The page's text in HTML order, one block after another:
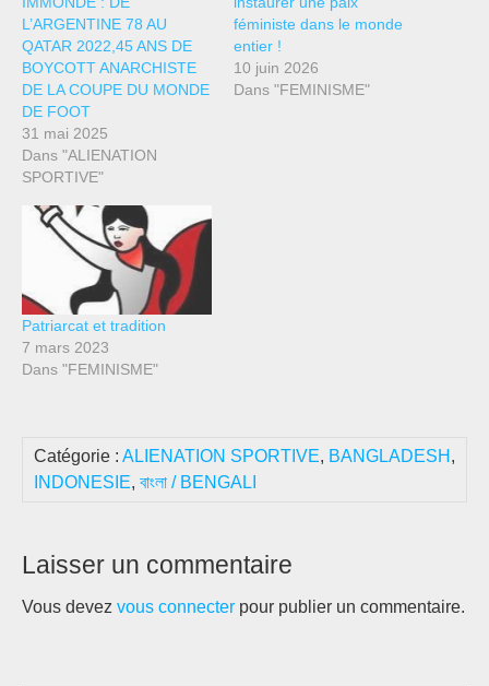
L’ARGENTINE 78 AU
QATAR 2022,45 ANS DE
BOYCOTT ANARCHISTE
DE LA COUPE DU MONDE
DE FOOT
31 mai 2025
Dans "ALIENATION
SPORTIVE"
féministe dans le monde
entier !
10 juin 2026
Dans "FEMINISME"
Patriarcat et tradition
7 mars 2023
Dans "FEMINISME"
Catégorie : ALIENATION SPORTIVE, BANGLADESH ,
INDONESIE, বাংলা / BENGALI
Laisser un commentaire
Vous devez vous connecter pour publier un commentaire.